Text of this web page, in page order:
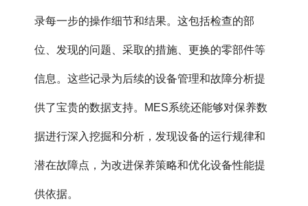
录每一步的操作细节和结果。这包括检查的部
位、发现的问题、采取的措施、更换的零部件等
信息。这些记录为后续的设备管理和故障分析提
供了宝贵的数据支持。MES系统还能够对保养数
据进行深入挖掘和分析，发现设备的运行规律和
潜在故障点，为改进保养策略和优化设备性能提
供依据。